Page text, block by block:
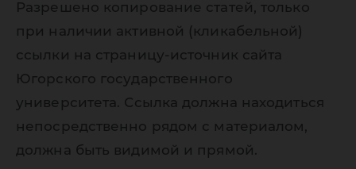
Разрешено копирование статей, только
при наличии активной (кликабельной)
ссылки на страницу-источник сайта
Югорского государственного
университета. Ссылка должна находиться
непосредственно рядом с материалом,
должна быть видимой и прямой.